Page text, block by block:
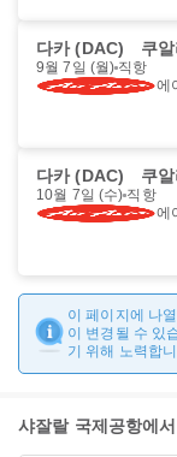
다카 (DAC) 쿠
9월 7일 (월) 직항
에
다카 (DAC) 쿠
10월 7일 (수) 직항
에
이 페이지에 나
이 변경될 수 있
기 위해 노력합
샤잘랄 국제공항에